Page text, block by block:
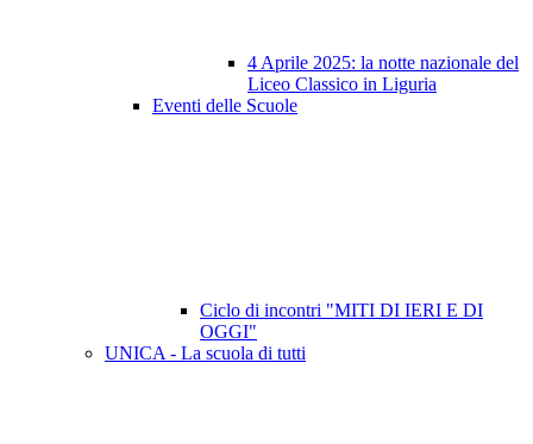
4 Aprile 2025: la notte nazionale del
Liceo Classico in Liguria
Eventi delle Scuole
Ciclo di incontri "MITI DI IERI E DI
OGGI"
UNICA - La scuola di tutti